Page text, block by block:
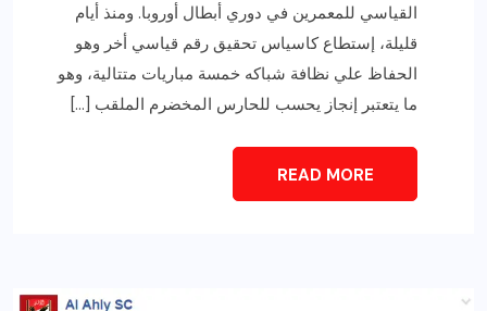
القياسي للمعمرين في دوري أبطال أوروبا. ومنذ أيام
قليلة، إستطاع كاسياس تحقيق رقم قياسي أخر وهو
الحفاظ علي نظافة شباكه خمسة مباريات متتالية، وهو
ما يتعتبر إنجاز يحسب للحارس المخضرم الملقب […]
READ MORE